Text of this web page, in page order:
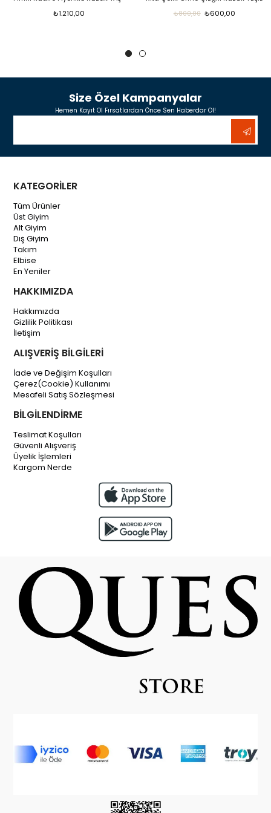
₺800,00
₺300,00
₺600,00
Size Özel Kampanyalar
Hemen Kayıt Ol Fırsatlardan Önce Sen Haberdar Ol!
KATEGORİLER
Tüm Ürünler
Üst Giyim
Alt Giyim
Dış Giyim
Takım
Elbise
En Yeniler
HAKKIMIZDA
Hakkımızda
Gizlilik Politikası
İletişim
ALIŞVERİŞ BİLGİLERİ
İade ve Değişim Koşulları
Çerez(Cookie) Kullanımı
Mesafeli Satış Sözleşmesi
BİLGİLENDİRME
Teslimat Koşulları
Güvenli Alışveriş
Üyelik İşlemleri
Kargom Nerde